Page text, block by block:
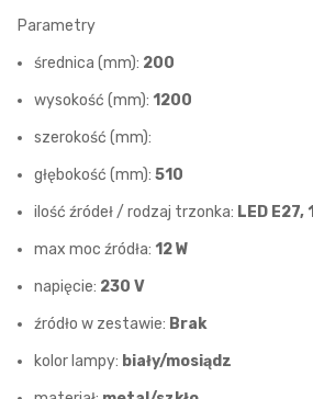
Parametry
średnica (mm): 200
wysokość (mm): 1200
szerokość (mm):
głębokość (mm): 510
ilość źródeł / rodzaj trzonka: LED E27,
max moc źródła: 12 W
napięcie: 230 V
źródło w zestawie: Brak
kolor lampy: biały/mosiądz